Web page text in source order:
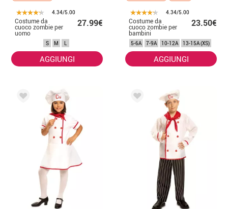
4.34/5.00
Costume da
cuoco zombie per
uomo
27.99€
S M L
AGGIUNGI
4.34/5.00
Costume da
cuoco zombie per
bambini
23.50€
5-6A 7-9A 10-12A 13-15A (XS)
AGGIUNGI